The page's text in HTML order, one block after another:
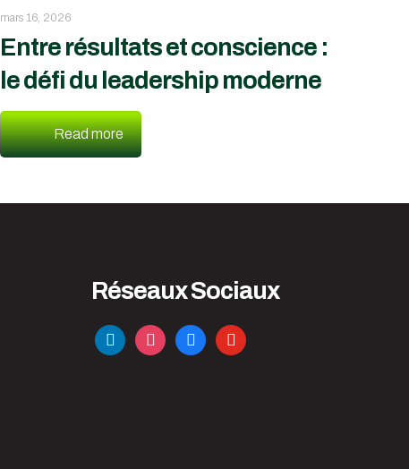
mars 16, 2026
Entre résultats et conscience :
le défi du leadership moderne
Read more
Réseaux Sociaux
linkedininstagramfacebookyoutube